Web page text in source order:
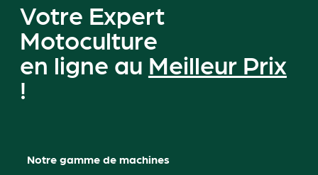
Votre Expert
Motoculture
en ligne au Meilleur Prix
!
Notre gamme de machines